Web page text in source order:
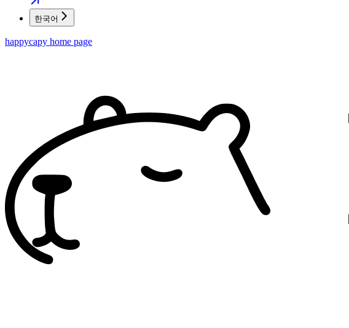
한국어
happycapy home page